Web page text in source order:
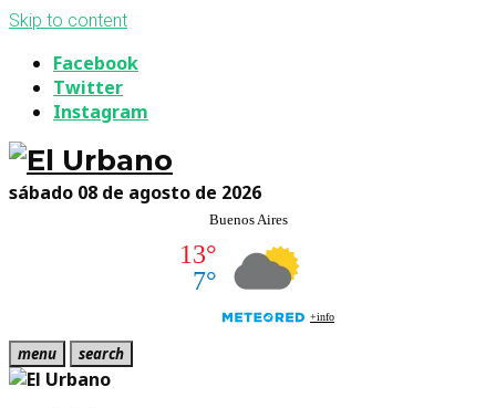
Skip to content
Facebook
Twitter
Instagram
sábado 08 de agosto de 2026
menu search